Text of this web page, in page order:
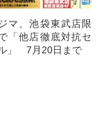
マ、池袋東武店限
「他店徹底対抗セ
」 7月20日まで